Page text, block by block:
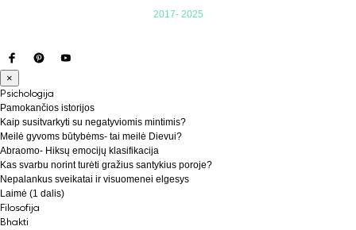
2017- 2025
×
Psichologija
Pamokančios istorijos
Kaip susitvarkyti su negatyviomis mintimis?
Meilė gyvoms būtybėms- tai meilė Dievui?
Abraomo- Hiksų emocijų klasifikacija
Kas svarbu norint turėti gražius santykius poroje?
Nepalankus sveikatai ir visuomenei elgesys
Laimė (1 dalis)
Filosofija
Bhakti